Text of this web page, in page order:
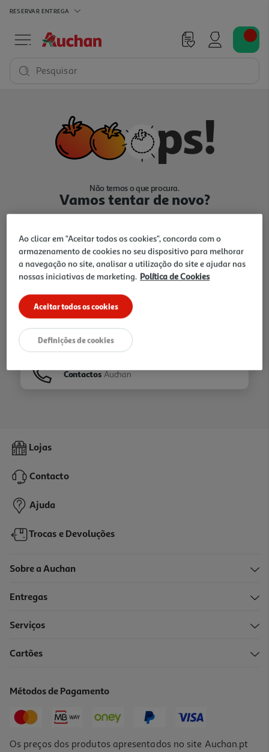
RESERVAR ENTREGA
Pesquisar
Não temos o que procura.
Vamos tentar de novo?
Ir para Homepage
Folhetos
Contactos Auchan
Lojas
Contacto
Ajuda
Trocas e Devoluções
Sobre a Auchan
Entregas
Serviços
Cartões
Métodos de Pagamento
Os preços dos produtos apresentados no site Auchan.pt
Ao clicar em "Aceitar todos os cookies", concorda com o
armazenamento de cookies no seu dispositivo para melhorar
a navegação no site, analisar a utilização do site e ajudar nas
nossas iniciativas de marketing. Política de Cookies
Aceitar todos os cookies
Definições de cookies